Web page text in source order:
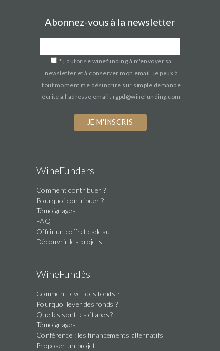
Abonnez-vous à la newsletter
* j’autorise winefunding à m'envoyer sa
newsletter et à conserver mon email. je peux à
tout moment me désincrire sur simple demande
écrite à l'adresse email : rgpd@winefunding.com
WineFunders
Comment contribuer ?
Pourquoi contribuer ?
Témoignages
FAQ
Offrir un coffret cadeau
Découvrir les projets
WineFundés
Comment lever des fonds ?
Pourquoi lever des fonds ?
Quelles sont les étapes ?
Témoignages
Conférence : les financements alternatifs
Proposer un projet